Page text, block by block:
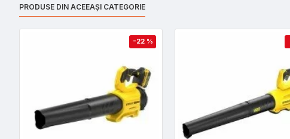
PRODUSE DIN ACEEAȘI CATEGORIE
-22 %